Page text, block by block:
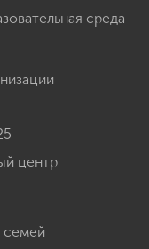
среда
центр
семей